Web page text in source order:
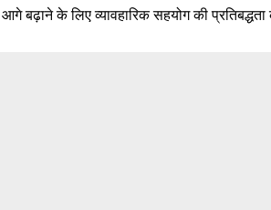
बढ़ाने के लिए व्यावहारिक सहयोग की प्रतिबद्धता